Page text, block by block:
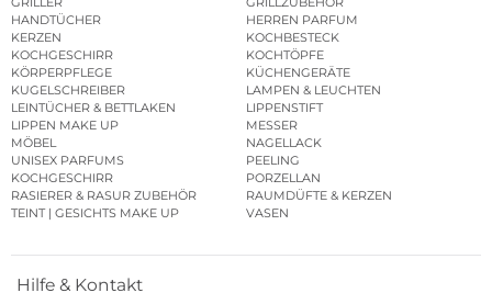
HANDTÜCHER
HERREN PARFUM
KERZEN
KOCHBESTECK
KOCHGESCHIRR
KOCHTÖPFE
KÖRPERPFLEGE
KÜCHENGERÄTE
KUGELSCHREIBER
LAMPEN & LEUCHTEN
LEINTÜCHER & BETTLAKEN
LIPPENSTIFT
LIPPEN MAKE UP
MESSER
MÖBEL
NAGELLACK
UNISEX PARFUMS
PEELING
KOCHGESCHIRR
PORZELLAN
RASIERER & RASUR ZUBEHÖR
RAUMDÜFTE & KERZEN
TEINT | GESICHTS MAKE UP
VASEN
Hilfe & Kontakt